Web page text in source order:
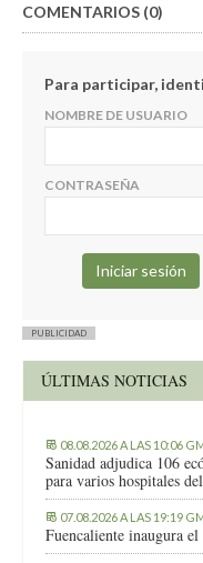
COMENTARIOS (0)
Para participar,
NOMBRE DE USUARIO
CONTRASEÑA
PUBLICIDAD
ÚLTIMAS NOTICIAS
08.08.2026 A LAS 10:06
Sanidad adjudica 106
para varios hospitales
07.08.2026 A LAS 19:19
Fuencaliente inaugura